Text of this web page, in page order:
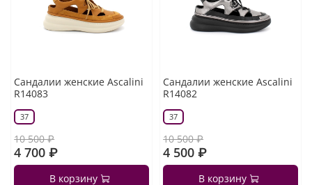
Сандалии женские Ascalini
R14083
37
10 500 ₽
4 700 ₽
В корзину
Сандалии женские Ascalini
R14082
37
10 500 ₽
4 500 ₽
В корзину